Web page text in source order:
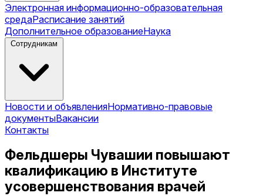
Электронная информационно-образовательная
средаРасписание занятий
Дополнительное образованиеНаука
Сотрудникам
Новости и объявленияНормативно-правовые
документыВакансии
Контакты
Фельдшеры Чувашии повышают
квалификацию в Институте
усовершенствования врачей